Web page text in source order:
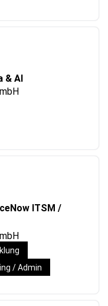
AI
ITSM /
/ Admin